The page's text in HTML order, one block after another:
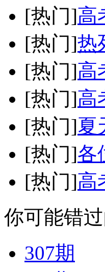
[热门]高
[热门]热
[热门]高
[热门]高
[热门]夏
[热门]各
[热门]高
你可能错
307期